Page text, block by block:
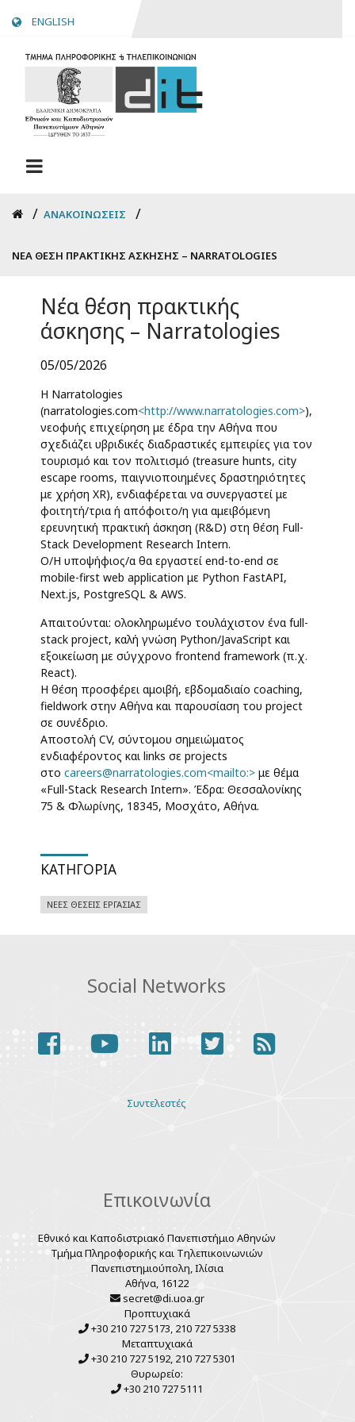
content
ENGLISH
Breadcrumb
ΑΝΑΚΟΙΝΏΣΕΙΣ
ΝΈΑ ΘΈΣΗ ΠΡΑΚΤΙΚΉΣ ΆΣΚΗΣΗΣ – NARRATOLOGIES
Νέα θέση πρακτικής
άσκησης – Narratologies
05/05/2026
Η Narratologies
(narratologies.com<http://www.narratologies.com>),
νεοφυής επιχείρηση με έδρα την Αθήνα που
σχεδιάζει υβριδικές διαδραστικές εμπειρίες για τον
τουρισμό και τον πολιτισμό (treasure hunts, city
escape rooms, παιγνιοποιημένες δραστηριότητες
με χρήση XR), ενδιαφέρεται να συνεργαστεί με
φοιτητή/τρια ή απόφοιτο/η για αμειβόμενη
ερευνητική πρακτική άσκηση (R&D) στη θέση Full-
Stack Development Research Intern.
Ο/Η υποψήφιος/α θα εργαστεί end-to-end σε
mobile-first web application με Python FastAPI,
Next.js, PostgreSQL & AWS.
Απαιτούνται: ολοκληρωμένο τουλάχιστον ένα full-
stack project, καλή γνώση Python/JavaScript και
εξοικείωση με σύγχρονο frontend framework (π.χ.
React).
Η θέση προσφέρει αμοιβή, εβδομαδιαίο coaching,
fieldwork στην Αθήνα και παρουσίαση του project
σε συνέδριο.
Αποστολή CV, σύντομου σημειώματος
ενδιαφέροντος και links σε projects
στο careers@narratologies.com<mailto:>με θέμα
«Full-Stack Research Intern». Έδρα: Θεσσαλονίκης
75 & Φλωρίνης, 18345, Μοσχάτο, Αθήνα.
ΚΑΤΗΓΟΡΊΑ
ΝΈΕΣ ΘΈΣΕΙΣ ΕΡΓΑΣΊΑΣ
Social Networks
facebookyoutubelinkedintwitterrss
Συντελεστές
Επικοινωνία
Εθνικό και Καποδιστριακό Πανεπιστήμιο Αθηνών
Τμήμα Πληροφορικής και Τηλεπικοινωνιών
Πανεπιστημιούπολη, Ιλίσια
Αθήνα, 16122
secret@di.uoa.gr
Προπτυχιακά
+30 210 727 5173, 210 727 5338
Μεταπτυχιακά
+30 210 727 5192, 210 727 5301
Θυρωρείο:
+30 210 727 5111